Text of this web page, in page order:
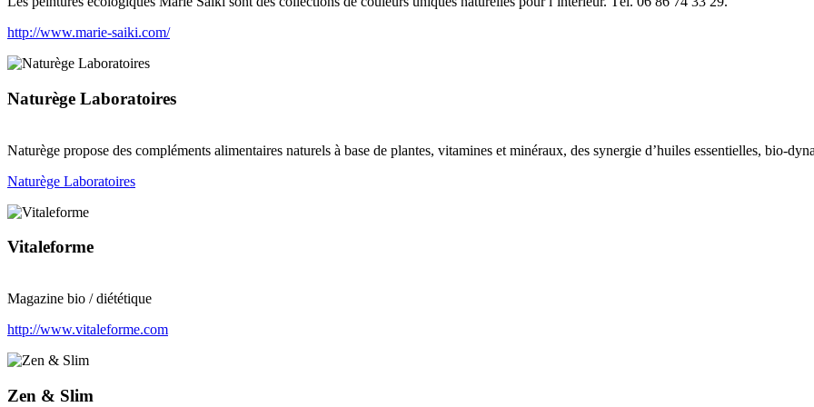
http://www.marie-saiki.com/
Naturège Laboratoires
Naturège propose des compléments alimentaires naturels à base de plantes, vitamines et minéraux, des synergie d’huiles essentielles, bio-
Naturège Laboratoires
Vitaleforme
Magazine bio / diététique
http://www.vitaleforme.com
Zen & Slim